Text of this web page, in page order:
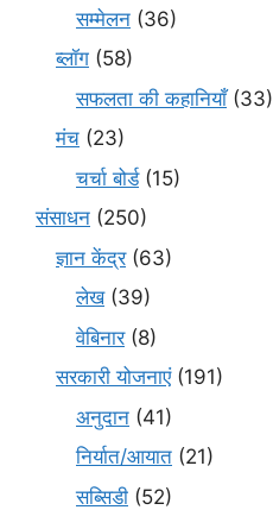
सम्मेलन (36)
ब्लॉग (58)
सफलता की कहानियाँ(33)
मंच (23)
चर्चा बोर्ड(15)
संसाधन (250)
ज्ञान केंद्र(63)
लेख(39)
वेबिनार(8)
सरकारी योजनाएं(191)
अनुदान (41)
निर्यात/आयात (21)
सब्सिडी (52)